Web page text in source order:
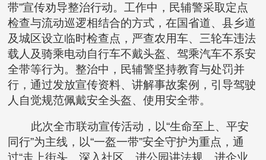
带”宣传劝导整治行动。工作中，民辅警采取定点
检查与流动巡逻相结合的方式，在国省道、县乡道
及城区设立临时检查点，严查农用车、三轮车违法
载人及骑乘电动自行车不戴头盔、驾乘汽车不系安
全带等行为。整治中，民辅警坚持教育与处罚并
行，通过发放宣传资料、讲解事故案例，引导驾驶
人自觉规范佩戴安全头盔、使用安全带。
此次全市联动宣传活动，以“生命至上、平安
同行”为主线，以“一盔一带”安全守护为重点，通
过“走上街头、深入社区、进公园讲法规、进企业